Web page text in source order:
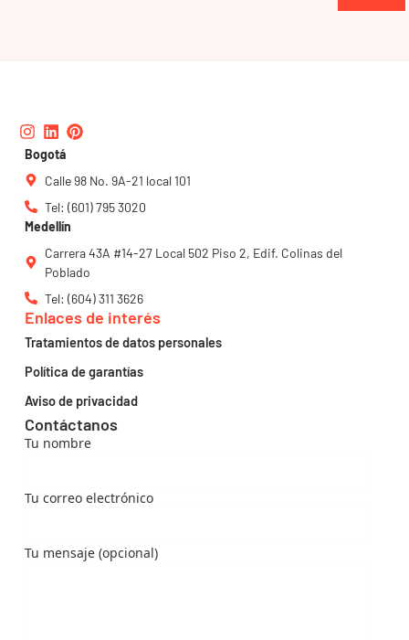
Instagram
Linkedin
Pinterest
Bogotá
Calle 98 No. 9A-21 local 101
Tel: (601) 795 3020
Medellín
Carrera 43A #14-27 Local 502 Piso 2, Edif. Colinas del
Poblado
Tel: (604) 311 3626
Contáctanos
Tu nombre
Tu correo electrónico
Tu mensaje (opcional)
Enlaces de interés
Tratamientos de datos personales
Política de garantías
Aviso de privacidad